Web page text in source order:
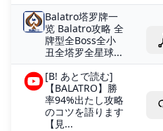
Balatro塔罗牌一
览 Balatro攻略 全
牌型全Boss全小
丑全塔罗全星球...
[B! あとで読む]
【BALATRO】勝
率94%出たし攻略
のコツを語ります
【見...